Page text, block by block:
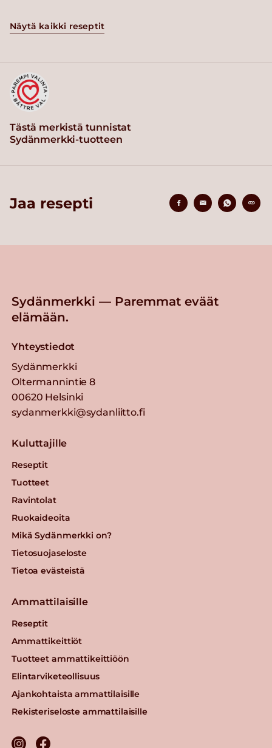
Näytä kaikki reseptit
Tästä merkistä tunnistat
Sydänmerkki-tuotteen
Jaa resepti
Sydänmerkki — Paremmat eväät
elämään.
Yhteystiedot
Sydänmerkki
Oltermannintie 8
00620 Helsinki
sydanmerkki@sydanliitto.fi
Kuluttajille
Reseptit
Tuotteet
Ravintolat
Ruokaideoita
Mikä Sydänmerkki on?
Tietosuojaseloste
Tietoa evästeistä
Ammattilaisille
Reseptit
Ammattikeittiöt
Tuotteet ammattikeittiöön
Elintarviketeollisuus
Ajankohtaista ammattilaisille
Rekisteriseloste ammattilaisille